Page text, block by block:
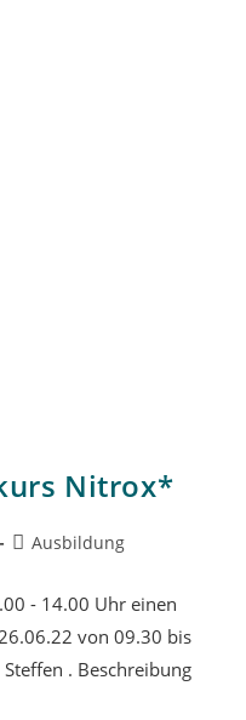
Nitrox*
Ausbildung
- 14.00 Uhr einen
von 09.30 bis
. Beschreibung